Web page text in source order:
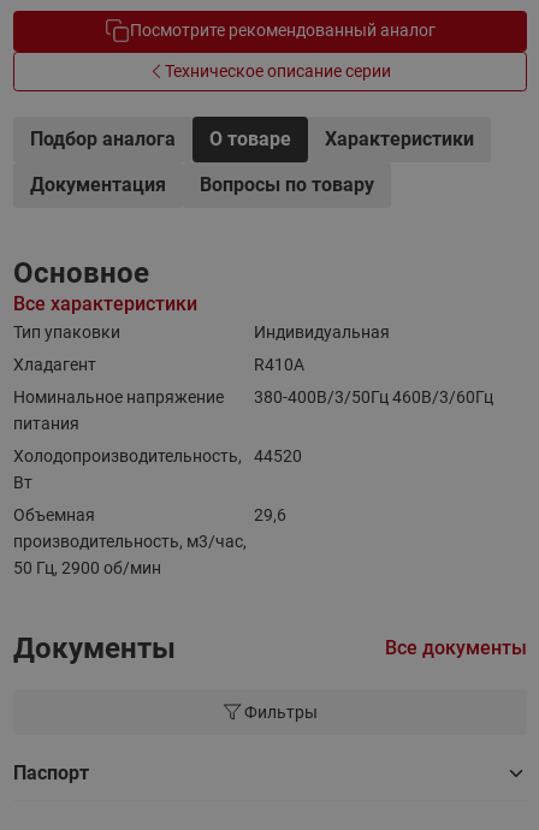
Посмотрите рекомендованный аналог
Техническое описание серии
Подбор аналога О товаре
Характеристики
Документация
Вопросы по товару
Основное
Все характеристики
Тип упаковки
Индивидуальная
Хладагент
R410A
Номинальное напряжение
питания
380-400B/3/50Гц 460B/3/60Гц
Холодопроизводительность,
Вт
44520
Объемная
производительность, м3/час,
50 Гц, 2900 об/мин
29,6
Документы Все документы
Фильтры
Паспорт